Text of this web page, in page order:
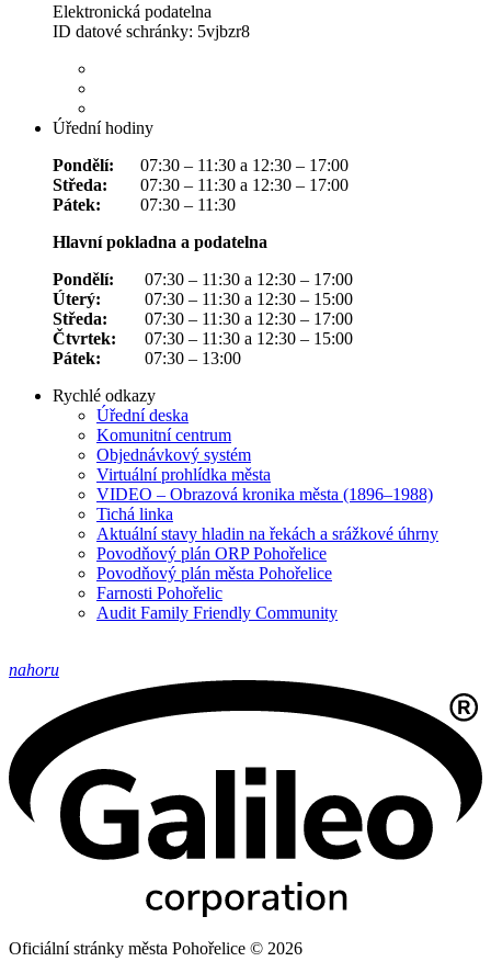
Elektronická podatelna
ID datové schránky: 5vjbzr8
Úřední hodiny
Pondělí:
07:30 – 11:30 a 12:30 – 17:00
Středa:
07:30 – 11:30 a 12:30 – 17:00
Pátek:
07:30 – 11:30
Hlavní pokladna a podatelna
Pondělí:
07:30 – 11:30 a 12:30 – 17:00
Úterý:
07:30 – 11:30 a 12:30 – 15:00
Středa:
07:30 – 11:30 a 12:30 – 17:00
Čtvrtek:
07:30 – 11:30 a 12:30 – 15:00
Pátek:
07:30 – 13:00
Rychlé odkazy
Úřední deska
Komunitní centrum
Objednávkový systém
Virtuální prohlídka města
VIDEO – Obrazová kronika města (1896–1988)
Tichá linka
Aktuální stavy hladin na řekách a srážkové úhrny
Povodňový plán ORP Pohořelice
Povodňový plán města Pohořelice
Farnosti Pohořelic
Audit Family Friendly Community
nahoru
Oficiální stránky města Pohořelice © 2026